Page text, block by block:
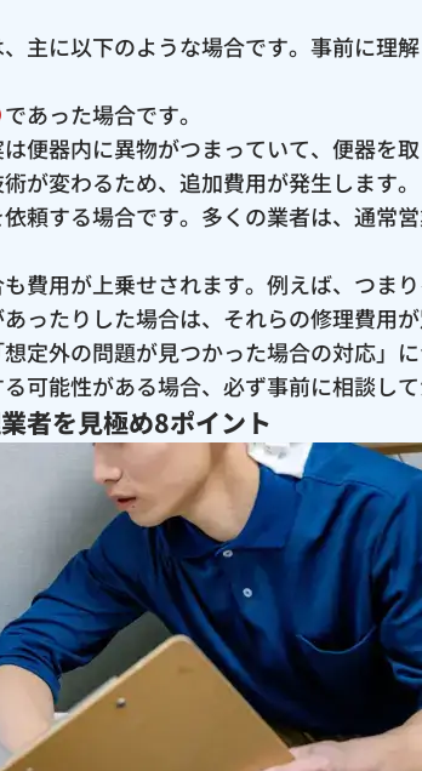
主に以下のような場合です。事前に理
であった場合です。
便器内に異物がつまっていて、便器を
が変わるため、追加費用が発生します。
頼する場合です。多くの業者は、通常
費用が上乗せされます。例えば、つま
ったりした場合は、それらの修理費用
定外の問題が見つかった場合の対応」
可能性がある場合、必ず事前に相談し
者を見極め8ポイント